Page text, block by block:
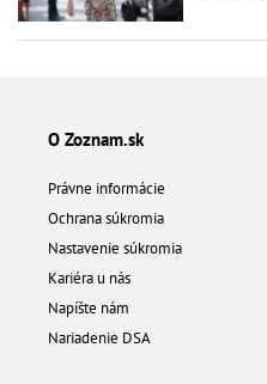
O Zoznam.sk
Právne informácie
Ochrana súkromia
Nastavenie súkromia
Kariéra u nás
Napíšte nám
Nariadenie DSA